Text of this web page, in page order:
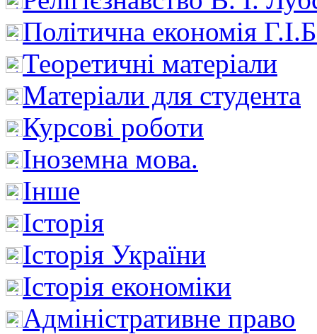
Політична економія
Теоретичні матеріали
Матеріали для студента
Курсові роботи
Іноземна мова.
Інше
Історія
Історія України
Історія економіки
Адміністративне право